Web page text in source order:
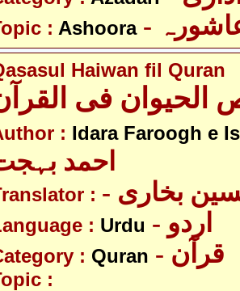
: Ashoora
Haiwan fil Quran
فی
: Idara Faroogh e
احمد
: بخاری
: Urdu - اردو
: Quran - قرآن
: